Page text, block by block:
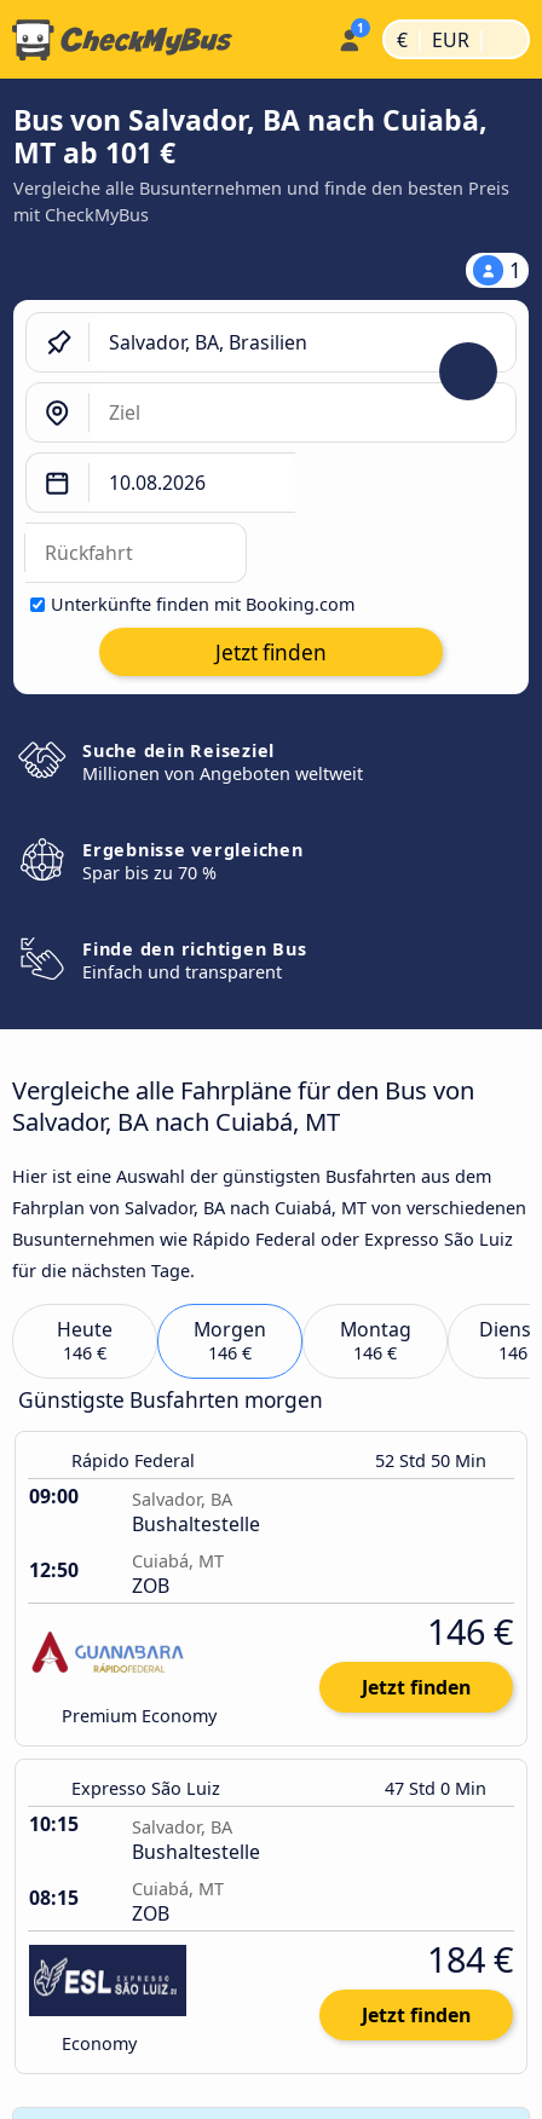
€ | EUR |
Bus von Salvador, BA nach Cuiabá,
MT ab 101 €
Vergleiche alle Busunternehmen und finde den besten Preis
mit CheckMyBus
1
Unterkünfte finden mit Booking.com
Jetzt finden
Suche dein Reiseziel
Millionen von Angeboten weltweit
Ergebnisse vergleichen
Spar bis zu 70 %
Finde den richtigen Bus
Einfach und transparent
Vergleiche alle Fahrpläne für den Bus von
Salvador, BA nach Cuiabá, MT
Hier ist eine Auswahl der günstigsten Busfahrten aus dem
Fahrplan von Salvador, BA nach Cuiabá, MT von verschiedenen
Busunternehmen wie Rápido Federal oder Expresso São Luiz
für die nächsten Tage.
Heute
146 €
Morgen
146 €
Montag
146 € 146 €
Günstigste Busfahrten morgen
Rápido Federal 52 Std 50 Min
09:00 Salvador, BA
Bushaltestelle
12:50
Cuiabá, MT
ZOB
Premium Economy
146 €
Jetzt finden
Expresso São Luiz 47 Std 0 Min
10:15 Salvador, BA
Bushaltestelle
08:15
Cuiabá, MT
ZOB
Economy
184 €
Jetzt finden